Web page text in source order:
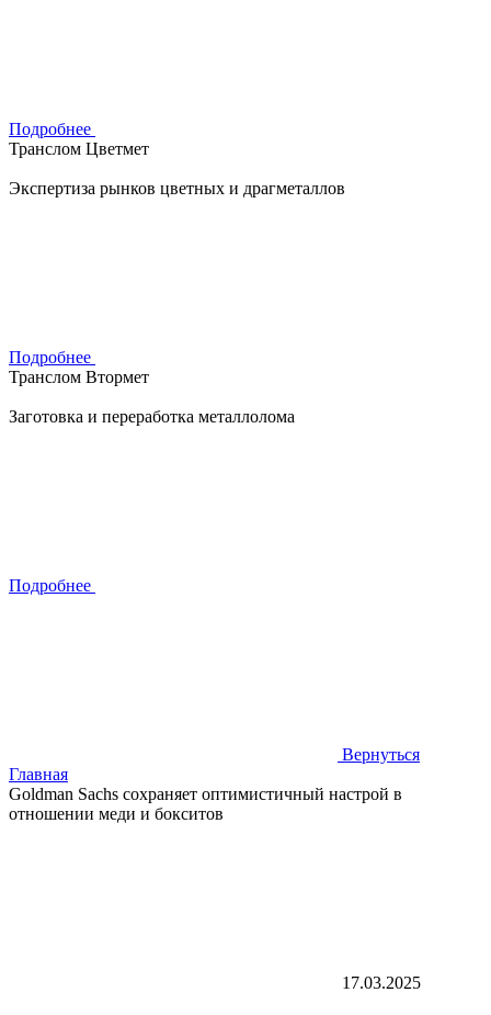
Подробнее
Транслом Цветмет
Экспертиза рынков цветных и драгметаллов
Подробнее
Транслом Втормет
Заготовка и переработка металлолома
Подробнее
Вернуться
Главная
Goldman Sachs сохраняет оптимистичный настрой в
отношении меди и бокситов
17.03.2025